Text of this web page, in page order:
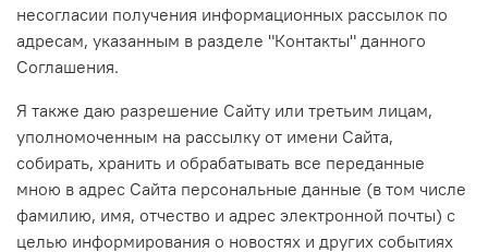
несогласии получения информационных рассылок по
адресам, указанным в разделе "Контакты" данного
Соглашения.
Я также даю разрешение Сайту или третьим лицам,
уполномоченным на рассылку от имени Сайта,
собирать, хранить и обрабатывать все переданные
мною в адрес Сайта персональные данные (в том числе
фамилию, имя, отчество и адрес электронной почты) с
целью информирования о новостях и других событиях